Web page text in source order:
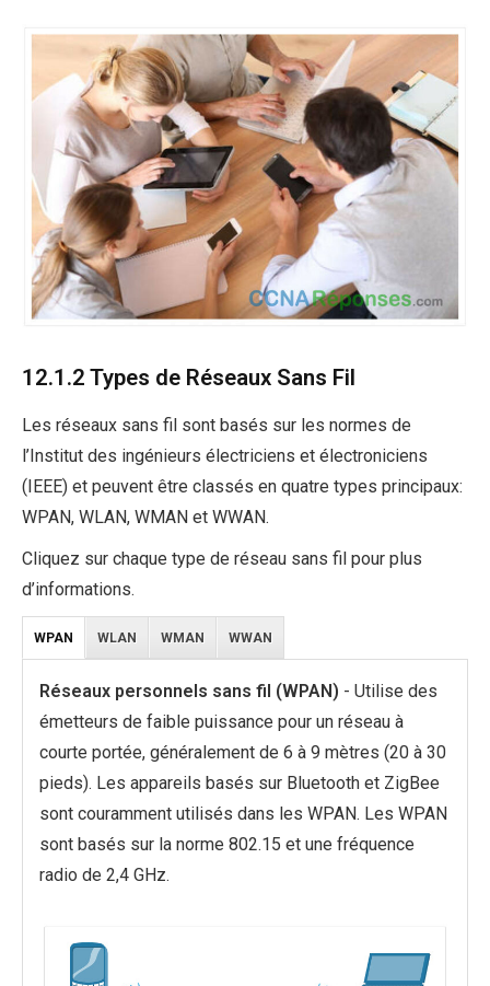
12.1.2 Types de Réseaux Sans Fil
Les réseaux sans fil sont basés sur les normes de
l’Institut des ingénieurs électriciens et électroniciens
(IEEE) et peuvent être classés en quatre types principaux:
WPAN, WLAN, WMAN et WWAN.
Cliquez sur chaque type de réseau sans fil pour plus
d’informations.
WPAN WLAN WMAN WWAN
Réseaux personnels sans fil (WPAN) - Utilise des
émetteurs de faible puissance pour un réseau à
courte portée, généralement de 6 à 9 mètres (20 à 30
pieds). Les appareils basés sur Bluetooth et ZigBee
sont couramment utilisés dans les WPAN. Les WPAN
sont basés sur la norme 802.15 et une fréquence
radio de 2,4 GHz.